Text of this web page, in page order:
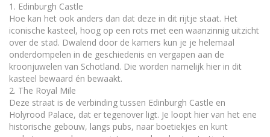
1. Edinburgh Castle
Hoe kan het ook anders dan dat deze in dit rijtje staat. Het
iconische kasteel, hoog op een rots met een waanzinnig uitzicht
over de stad. Dwalend door de kamers kun je je helemaal
onderdompelen in de geschiedenis en vergapen aan de
kroonjuwelen van Schotland. Die worden namelijk hier in dit
kasteel bewaard én bewaakt.
2. The Royal Mile
Deze straat is de verbinding tussen Edinburgh Castle en
Holyrood Palace, dat er tegenover ligt. Je loopt hier van het ene
historische gebouw, langs pubs, naar boetiekjes en kunt